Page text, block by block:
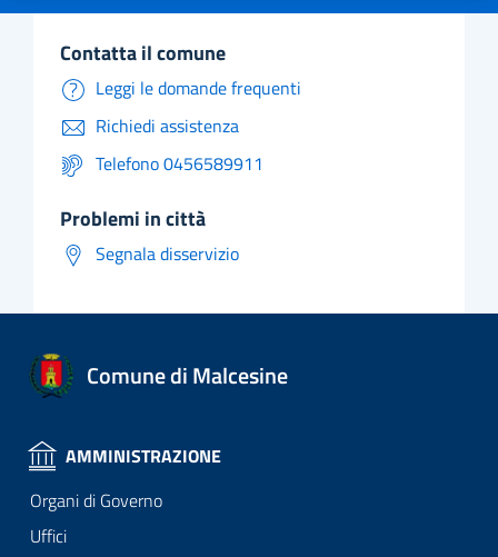
contatta il comune
Leggi le domande frequenti
Richiedi assistenza
Telefono 0456589911
problemi in città
Segnala disservizio
Comune di Malcesine
AMMINISTRAZIONE
Organi di Governo
Uffici